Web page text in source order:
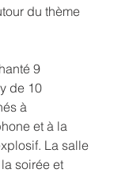
du thème
9
de 10
à
et à la
La salle
soirée et